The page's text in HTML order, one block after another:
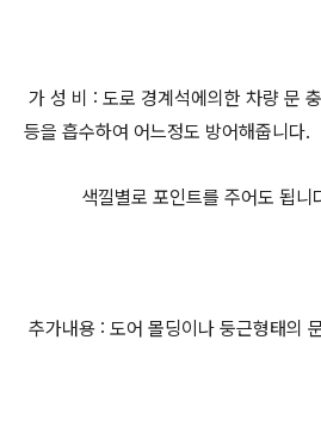
가 성 비 : 도로 경계석에의한 차량 문
등을 흡수하여 어느정도 방어해줍니다.
색낄별로 포인트를 주어도 됩니
추가내용 : 도어 몰딩이나 둥근형태의